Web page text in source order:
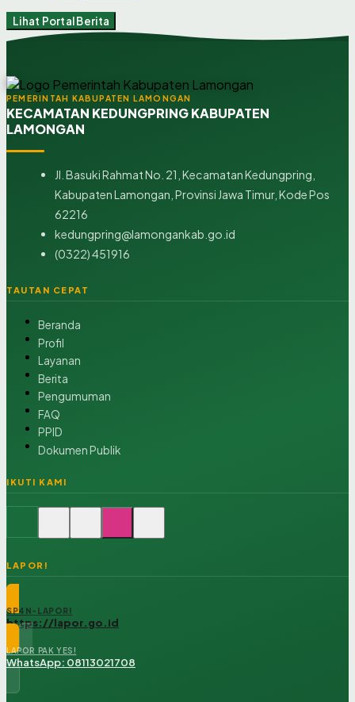
Lihat Portal Berita
PEMERINTAH KABUPATEN LAMONGAN
KECAMATAN KEDUNGPRING KABUPATEN
LAMONGAN
Jl. Basuki Rahmat No. 21, Kecamatan Kedungpring,
Kabupaten Lamongan, Provinsi Jawa Timur, Kode Pos
62216
kedungpring@lamongankab.go.id
(0322) 451916
TAUTAN CEPAT
Beranda
Profil
Layanan
Berita
Pengumuman
FAQ
PPID
Dokumen Publik
IKUTI KAMI
LAPOR!
SP4N-LAPOR!
https://lapor.go.id
LAPOR PAK YES!
WhatsApp: 08113021708